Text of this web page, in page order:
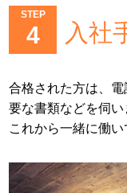
STEP
4 入社
合格された方は、
要な書類などを伺い
これから一緒に働